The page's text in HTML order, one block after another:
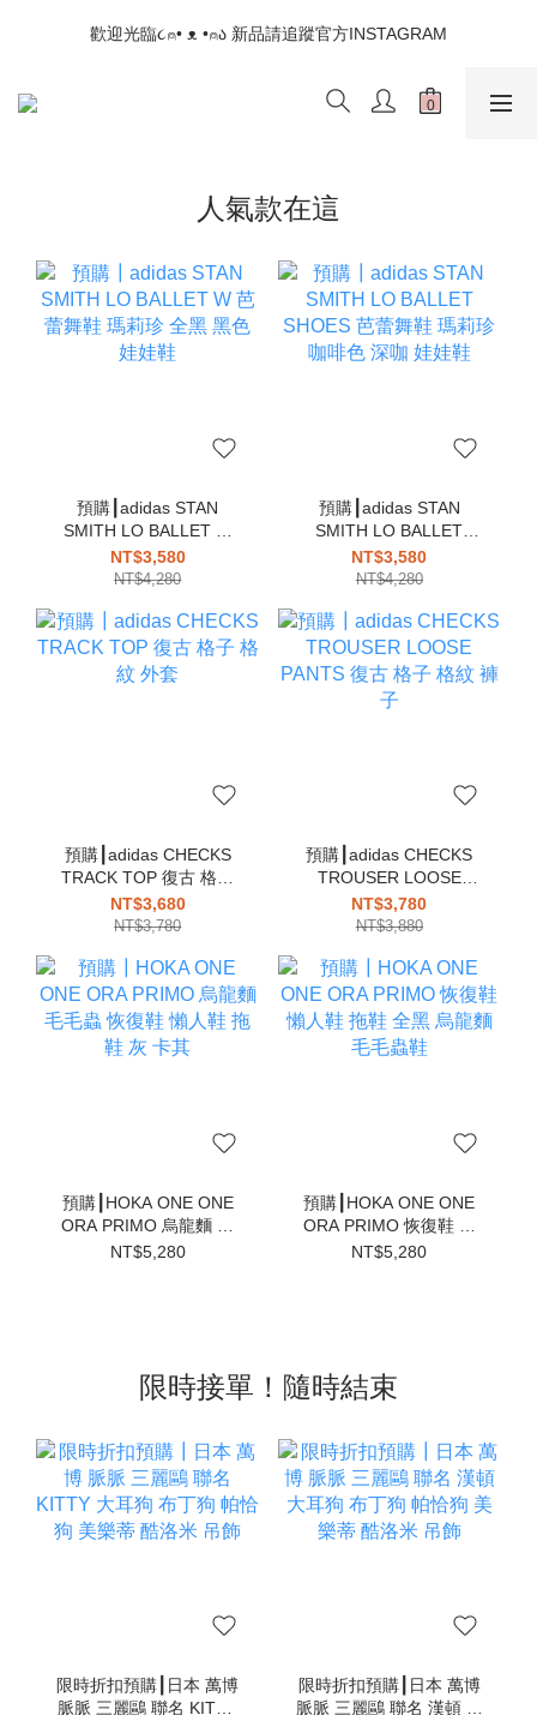
📣如果遇到結帳沒有反應，請另開瀏覽器 (不要直接從ig連結網站
下單)
歡迎光臨૮⍝• ᴥ •⍝ა 新品請追蹤官方INSTAGRAM
📣如果遇到結帳沒有反應，請另開瀏覽器 (不要直接從ig連結網站
人氣款在這
預購┃adidas STAN
SMITH LO BALLET W
芭蕾舞鞋 瑪莉珍 全黑 黑
色 娃娃鞋
NT$3,580
NT$4,280
預購┃adidas STAN
SMITH LO BALLET
SHOES 芭蕾舞鞋 瑪莉珍
咖啡色 深咖 娃娃鞋
NT$3,580
NT$4,280
預購┃adidas CHECKS
TRACK TOP 復古 格子
格紋 外套
NT$3,680
NT$3,780
預購┃adidas CHECKS
TROUSER LOOSE
PANTS 復古 格子 格紋
褲子
NT$3,780
NT$3,880
預購┃HOKA ONE ONE
ORA PRIMO 烏龍麵 毛
毛蟲 恢復鞋 懶人鞋 拖鞋
NT$5,280
預購┃HOKA ONE ONE
ORA PRIMO 恢復鞋 懶
人鞋 拖鞋 全黑 烏龍麵 毛
NT$5,280
限時接單！隨時結束
限時折扣預購┃日本 萬博
脈脈 三麗鷗 聯名 KITTY
限時折扣預購┃日本 萬博
脈脈 三麗鷗 聯名 漢頓 大